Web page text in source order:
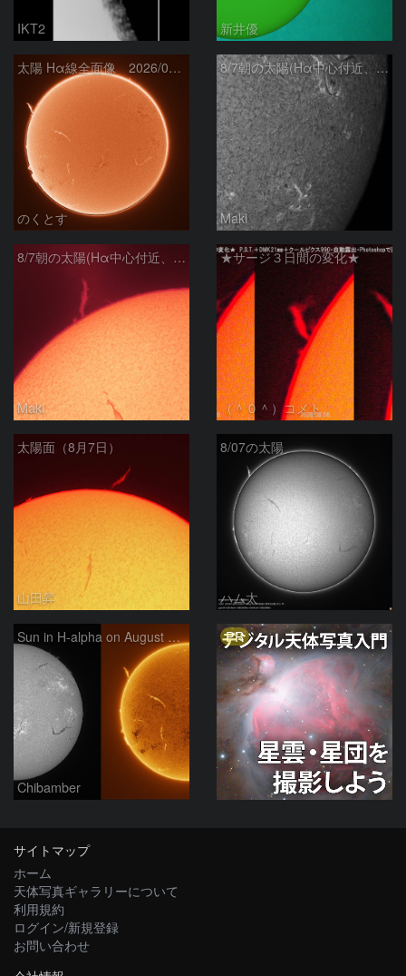
IKT2 新井優
太陽 Hα線全面像 2026/08/07
のくとす
8/7朝の太陽(Hα中心付近、4498、4502付近)
Maki
8/7朝の太陽(Hα中心付近、プロミネンス)
Maki
★サージ３日間の変化★
（＾０＾）コメト
太陽面（8月7日）
山田昇
8/07の太陽
ハム太
Sun in H-alpha on August 7, 2026
Chibamber
PR
サイトマップ
ホーム
天体写真ギャラリーについて
利用規約
ログイン/新規登録
お問い合わせ